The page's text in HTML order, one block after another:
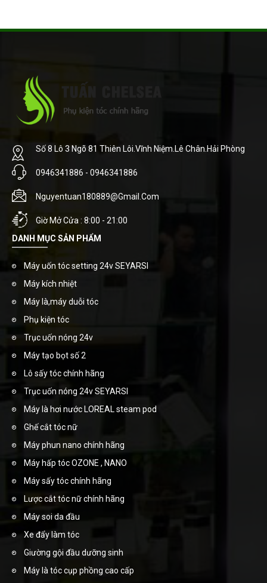
Số 8 Lô 3 Ngõ 81 Thiên Lôi.Vĩnh Niệm.Lê Chân.Hải Phòng
0946341886 - 0946341886
Nguyentuan180889@gmail.com
Giờ Mở Cửa : 8:00 - 21:00
DANH MỤC SẢN PHẨM
Máy uốn tóc setting 24v SEYARSI
Máy kích nhiệt
Máy là,máy duỗi tóc
Phụ kiện tóc
Trục uốn nóng 24v
Máy tạo bọt số 2
Lô sấy tóc chính hãng
Trục uốn nóng 24v SEYARSI
Máy là hơi nước LOREAL steam pod
Ghế cắt tóc nữ
Máy phun nano chính hãng
Máy hấp tóc OZONE , NANO
Máy sấy tóc chính hãng
Lược cắt tóc nữ chính hãng
Máy soi da đầu
Xe đẩy làm tóc
Giường gội đầu dưỡng sinh
Máy là tóc cụp phồng cao cấp